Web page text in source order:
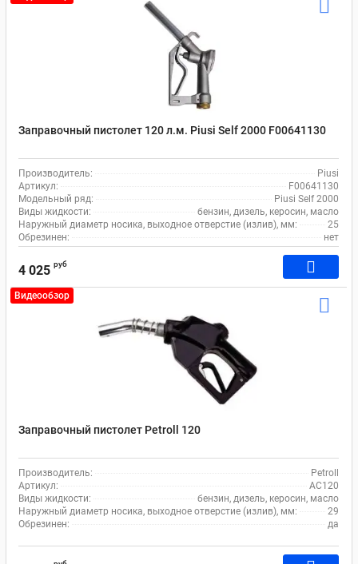
Заправочный пистолет 120 л.м. Piusi Self 2000 F00641130
Производитель:
Piusi
Артикул:
F00641130
Модельный ряд:
Piusi Self 2000
Виды жидкости:
бензин, дизель, керосин, масло
Наружный диаметр носика, выходное отверстие (излив), мм:
25
Обрезинен:
нет
4 025 руб
Видеообзор
Заправочный пистолет Petroll 120
Производитель:
Petroll
Артикул:
AC120
Виды жидкости:
бензин, дизель, керосин, масло
Наружный диаметр носика, выходное отверстие (излив), мм:
29
Обрезинен:
да